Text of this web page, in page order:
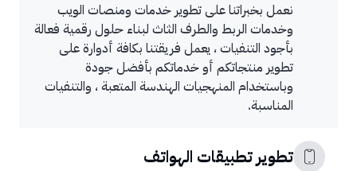
نعمل بخبراتنا على تطوير خدمات ومنصات الويب
وخدمات الربط والطرف الثاث لبناء حلول رقمية فعالة
بأجود التنفيات ، يعمل فريقتنا بكافة أدوارة على
تطوير منتجاتكم أو خدماتكم بأفضل جودة
وباستخدام المنهجيات الهندسة المتعبة ، والتنفيات
المناسبة.
تطوير تطبيقات الهواتف